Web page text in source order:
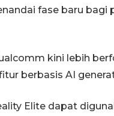
fase baru
kini lebih
berbasis AI
Elite dapat